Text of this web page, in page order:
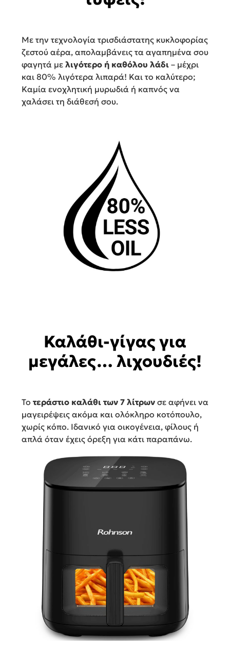
Με την τεχνολογία τρισδιάστατης κυκλοφορίας
ζεστού αέρα, απολαμβάνεις τα αγαπημένα σου
φαγητά με λιγότερο ή καθόλου λάδι – μέχρι
και 80% λιγότερα λιπαρά! Και το καλύτερο;
Καμία ενοχλητική μυρωδιά ή καπνός να
χαλάσει τη διάθεσή σου.
Καλάθι-γίγας για
μεγάλες… λιχουδιές!
Το τεράστιο καλάθι των 7 λίτρων σε αφήνει να
μαγειρέψεις ακόμα και ολόκληρο κοτόπουλο,
χωρίς κόπο. Ιδανικό για οικογένεια, φίλους ή
απλά όταν έχεις όρεξη για κάτι παραπάνω.